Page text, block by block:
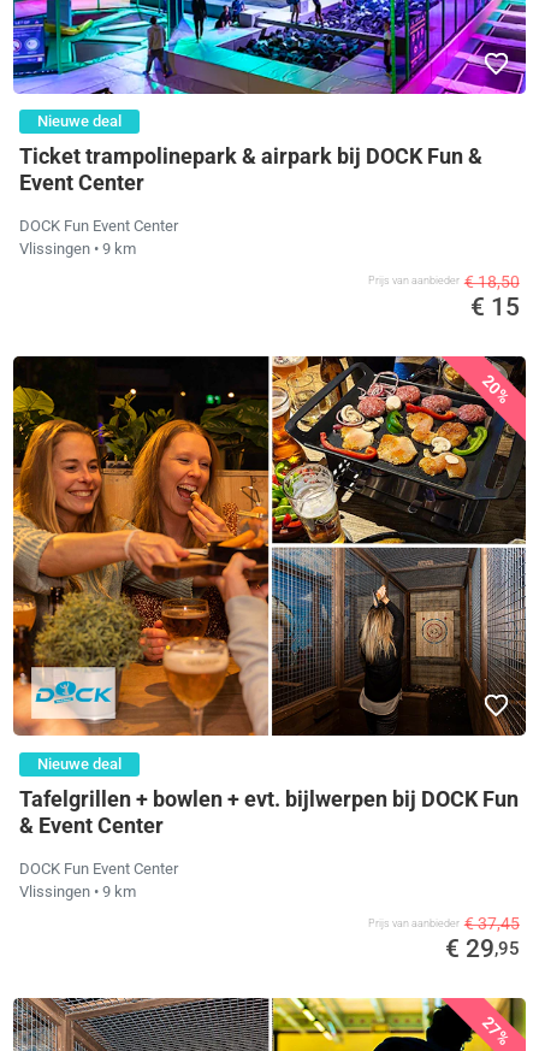
Nieuwe deal
Ticket trampolinepark & airpark bij DOCK Fun &
Event Center
DOCK Fun Event Center
Vlissingen • 9 km
Prijs van aanbieder € 18,50
€ 15
20%
Nieuwe deal
Tafelgrillen + bowlen + evt. bijlwerpen bij DOCK Fun
& Event Center
DOCK Fun Event Center
Vlissingen • 9 km
Prijs van aanbieder € 37,45
€ 29,95
27%